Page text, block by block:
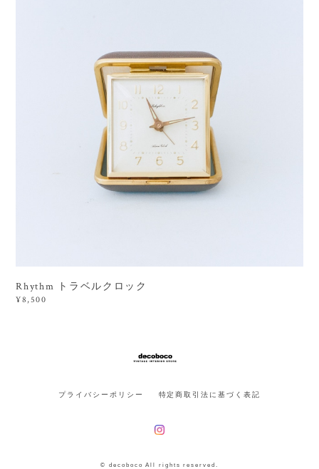
Rhythm トラベルクロック
¥8,500
プライバシーポリシー 特定商取引法に基づく表記
© decoboco All rights reserved.